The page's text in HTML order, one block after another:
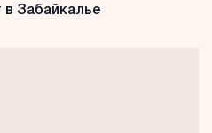
Забайкалье